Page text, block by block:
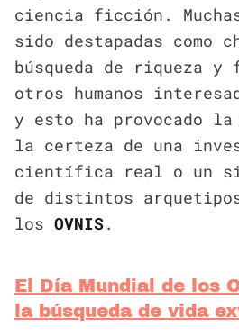
ciencia ficción.
sido destapadas como
búsqueda de riqueza y
otros humanos
y esto ha provocado
la certeza de una
científica real o un
de distintos
los OVNIS.
El Día Mundial de los
la búsqueda de vida